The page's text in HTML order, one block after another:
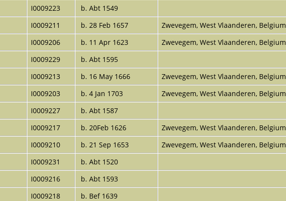
I0009223 b. Abt 1549
I0009211 b. 28 Feb 1657 Zwevegem, West Vlaanderen, Belgium
I0009206 b. 11 Apr 1623 Zwevegem, West Vlaanderen, Belgium
I0009229 b. Abt 1595
I0009213 b. 16 May 1666 Zwevegem, West Vlaanderen, Belgium
I0009203 b. 4 Jan 1703 Zwevegem, West Vlaanderen, Belgium
I0009227 b. Abt 1587
I0009217 b. 20Feb 1626 Zwevegem, West Vlaanderen, Belgium
I0009210 b. 21 Sep 1653 Zwevegem, West Vlaanderen, Belgium
I0009231 b. Abt 1520
I0009216 b. Abt 1593
I0009218 b. Bef 1639